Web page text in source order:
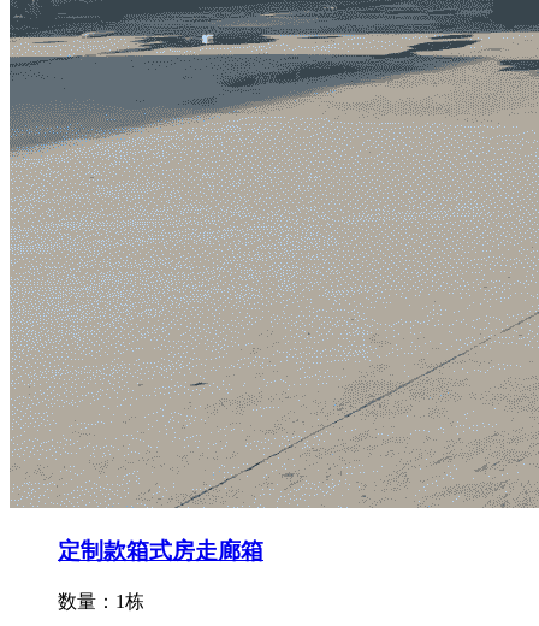
定制款箱式房走廊箱
数量：1栋